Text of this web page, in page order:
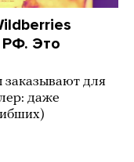
РФ. Это
заказывают для
даже